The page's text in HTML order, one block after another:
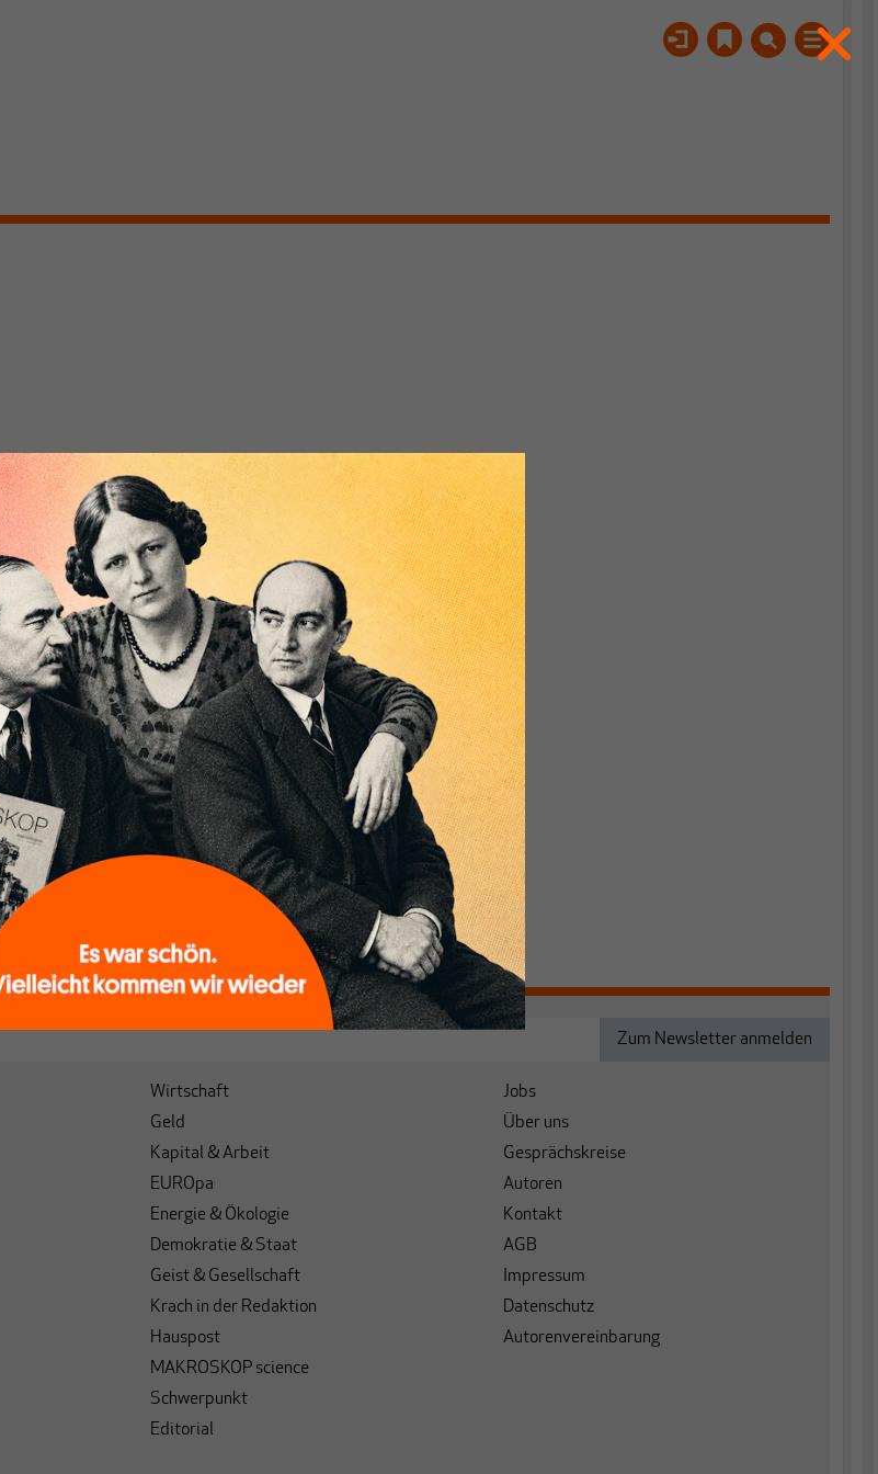
Wirtschaft
Geld
Kapital & Arbeit
EUROpa
Energie & Ökologie
Demokratie & Staat
Geist & Gesellschaft
Krach in der Redaktion
Hauspost
MAKROSKOP science
Schwerpunkt
Editorial
Jobs
Über uns
Gesprächskreise
Autoren
Kontakt
AGB
Impressum
Datenschutz
Autorenvereinbarung